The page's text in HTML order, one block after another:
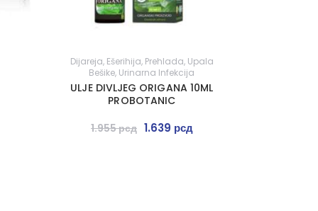
Dijareja, Ešerihija, Prehlada, Upala
Bešike, Urinarna Infekcija
ULJE DIVLJEG ORIGANA 10ML
PROBOTANIC
1.955рсд 1.639 рсд